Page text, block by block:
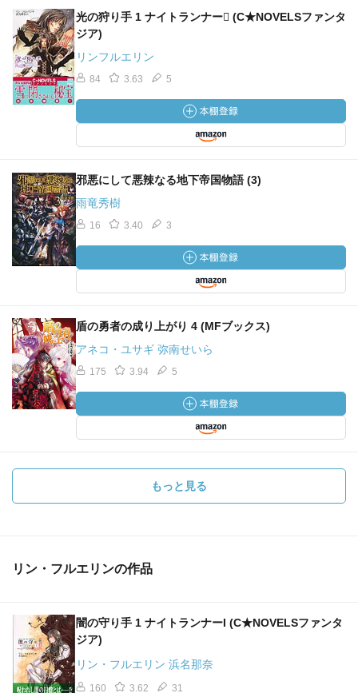
光の狩り手 1 ナイトランナー (C★NOVELSファンタ
ジア)
リンフルエリン
84 3.63 5
邪悪にして悪辣なる地下帝国物語 (3)
雨竜秀樹
16 3.40 3
盾の勇者の成り上がり 4 (MFブックス)
アネコ・ユサギ 弥南せいら
175 3.94 5
もっと見る
リン・フルエリンの作品
闇の守り手 1 ナイトランナーI (C★NOVELSファンタ
ジア)
リン・フルエリン 浜名那奈
160 3.62 31